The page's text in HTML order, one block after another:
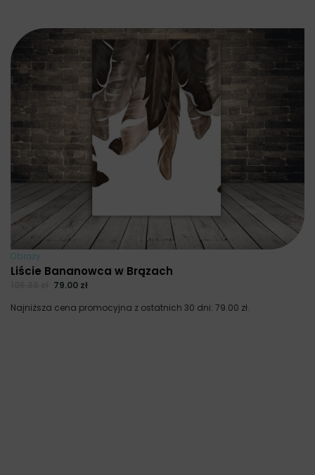
Obrazy
Liście Bananowca w Brązach
79.00 zł
Najniższa cena promocyjna z ostatnich 30 dni: 79.00 zł.